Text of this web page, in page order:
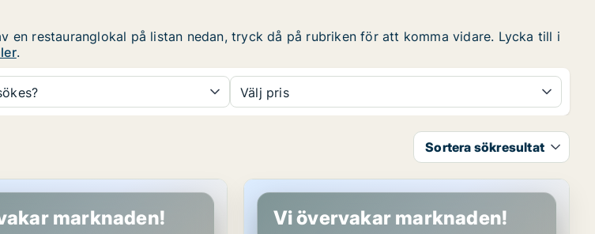
en restauranglokal på listan nedan, tryck då på rubriken för att komma vidare. Lycka till i
.
Välj pris
Sortera sökresultat
Väsby
marknaden!
Kontor i Lund
Vi övervakar marknaden!